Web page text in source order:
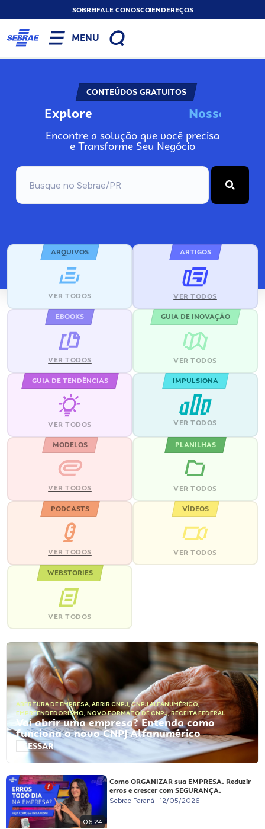
SOBREFALE CONOSCOENDEREÇOS
MENU
CONTEÚDOS GRATUITOS
Explore No
Encontre a solução que você precisa
e Transforme Seu Negócio
ARQUIVOS
VER TODOS
ARTIGOS
VER TODOS
EBOOKS
VER TODOS
GUIA DE INOVAÇÃO
VER TODOS
GUIA DE TENDÊNCIAS
VER TODOS
IMPULSIONA
VER TODOS
MODELOS
VER TODOS
PLANILHAS
VER TODOS
PODCASTS
VER TODOS
VÍDEOS
VER TODOS
WEBSTORIES
VER TODOS
ABERTURA DE EMPRESA, ABRIR CNPJ,CNPJ ALFANUMÉRICO,
EMPREENDEDORISMO, NOVO FORMATO DE CNPJ,RECEITA FEDERAL
Vai abrir uma empresa? Entenda como
funciona o novo CNPJ Alfanumérico
ACESSAR
06:24
Como ORGANIZAR sua EMPRESA. Reduzir
erros e crescer com SEGURANÇA.
Sebrae Paraná 12/05/2026